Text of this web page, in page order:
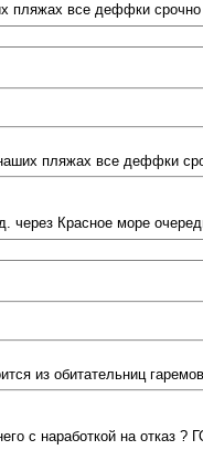
пляжах все деффки
пляжах все деффки
через Красное море
из обитательниц гаремов
с наработкой на отказ ?